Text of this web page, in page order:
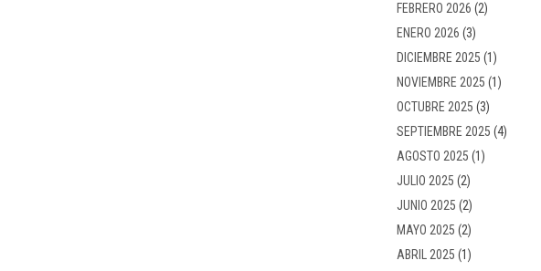
FEBRERO 2026 (2)
ENERO 2026 (3)
DICIEMBRE 2025 (1)
NOVIEMBRE 2025 (1)
OCTUBRE 2025 (3)
SEPTIEMBRE 2025 (4)
AGOSTO 2025 (1)
JULIO 2025 (2)
JUNIO 2025 (2)
MAYO 2025 (2)
ABRIL 2025 (1)